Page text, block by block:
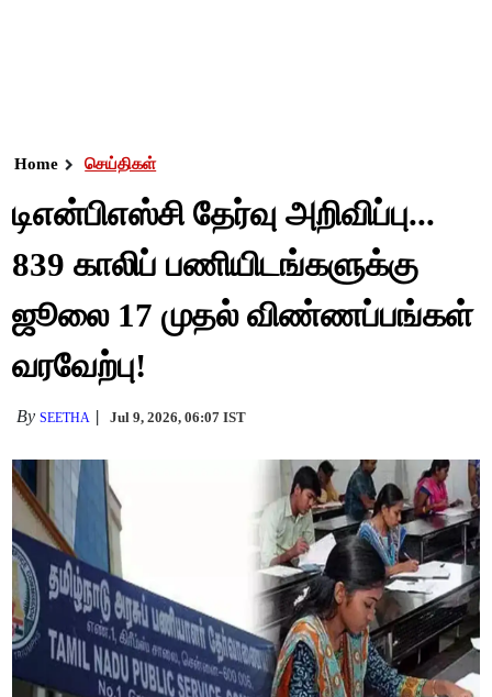
Home செய்திகள்
டிஎன்பிஎஸ்சி தேர்வு அறிவிப்பு...
839 காலிப் பணியிடங்களுக்கு
ஜூலை 17 முதல் விண்ணப்பங்கள்
வரவேற்பு!
BySEETHA Jul 9, 2026, 06:07 IST